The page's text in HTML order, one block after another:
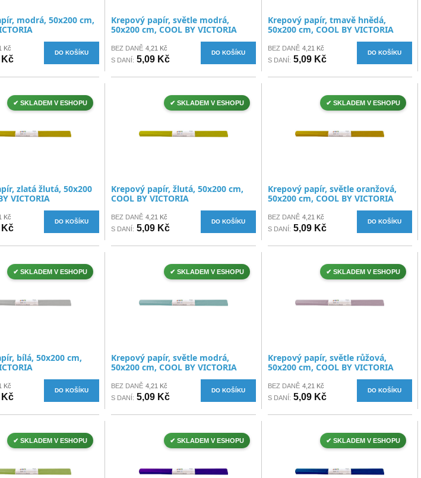
modrá, 50x200 cm,
Kč
Kč
DO KOŠÍKU
Krepový papír, světle modrá,
50x200 cm, COOL BY VICTORIA
BEZ DANĚ 4,21 Kč
S DANÍ: 5,09 Kč
DO KOŠÍKU
Krepový papír, tmavě hnědá,
50x200 cm, COOL BY VICTORIA
BEZ DANĚ 4,21 Kč
S DANÍ: 5,09 Kč
DO KOŠÍKU
✔ SKLADEM V ESHOPU
zlatá žlutá, 50x200
VICTORIA
Kč
Kč
DO KOŠÍKU
✔ SKLADEM V ESHOPU
Krepový papír, žlutá, 50x200 cm,
COOL BY VICTORIA
BEZ DANĚ 4,21 Kč
S DANÍ: 5,09 Kč
DO KOŠÍKU
✔ SKLADEM V ESHOPU
Krepový papír, světle oranžová,
50x200 cm, COOL BY VICTORIA
BEZ DANĚ 4,21 Kč
S DANÍ: 5,09 Kč
DO KOŠÍKU
✔ SKLADEM V ESHOPU
bílá, 50x200 cm,
Kč
Kč
DO KOŠÍKU
✔ SKLADEM V ESHOPU
Krepový papír, světle modrá,
50x200 cm, COOL BY VICTORIA
BEZ DANĚ 4,21 Kč
S DANÍ: 5,09 Kč
DO KOŠÍKU
✔ SKLADEM V ESHOPU
Krepový papír, světle růžová,
50x200 cm, COOL BY VICTORIA
BEZ DANĚ 4,21 Kč
S DANÍ: 5,09 Kč
DO KOŠÍKU
✔ SKLADEM V ESHOPU ✔ SKLADEM V ESHOPU ✔ SKLADEM V ESHOPU